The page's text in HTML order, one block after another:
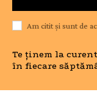
Am citit și sunt de
Te ținem la
în fiecare